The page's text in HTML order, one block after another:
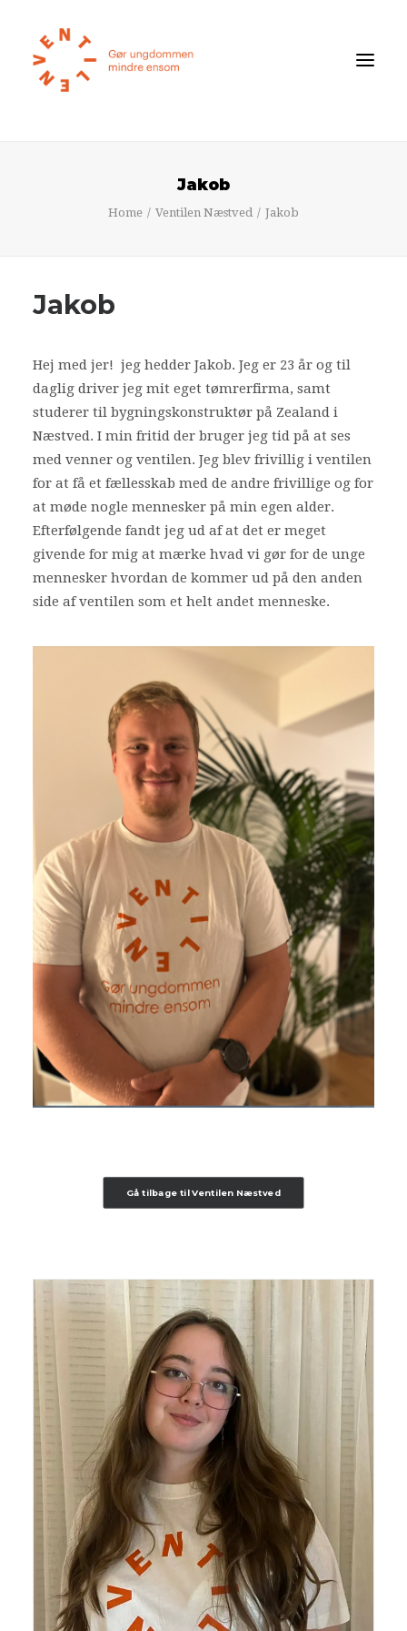
Ventilens Efterårstur 2026
Book oplæg
Shop
Bliv frivillig
Nyheder
Search
Cart
Jakob
Home Ventilen Næstved Jakob
Jakob
Hej med jer! jeg hedder Jakob. Jeg er 23 år og til
daglig driver jeg mit eget tømrerfirma, samt
studerer til bygningskonstruktør på Zealand i
Næstved. I min fritid der bruger jeg tid på at ses
med venner og ventilen. Jeg blev frivillig i ventilen
for at få et fællesskab med de andre frivillige og for
at møde nogle mennesker på min egen alder.
Efterfølgende fandt jeg ud af at det er meget
givende for mig at mærke hvad vi gør for de unge
mennesker hvordan de kommer ud på den anden
side af ventilen som et helt andet menneske.
Gå tilbage til Ventilen Næstved